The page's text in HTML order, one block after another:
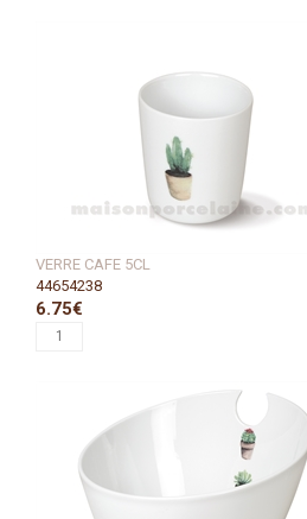
VERRE CAFE 5CL
44654238
6.75€